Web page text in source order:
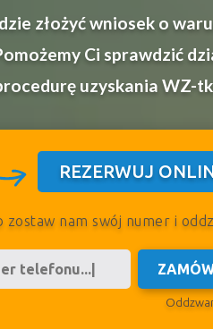
złożyć wniosek o
Ci sprawdzić
uzyskania WZ-
REZERWUJ
zostaw nam swój numer i